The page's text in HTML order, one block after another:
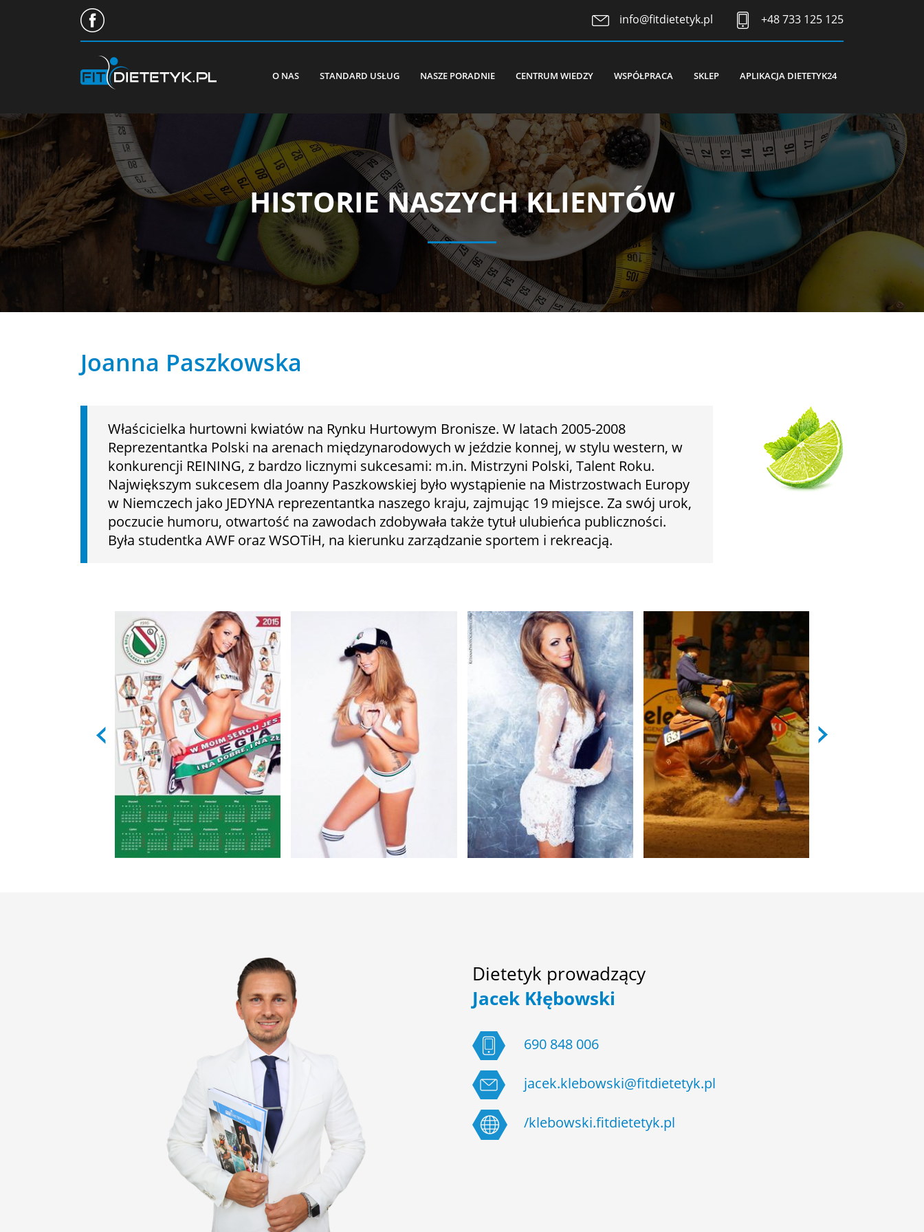
info@fitdietetyk.pl +48 733 125 125
O NAS STANDARD USŁUG NASZE PORADNIE CENTRUM WIEDZY WSPÓŁPRACA SKLEP APLIKACJA DIETETYK24
HISTORIE NASZYCH KLIENTÓW
Joanna Paszkowska
Właścicielka hurtowni kwiatów na Rynku Hurtowym Bronisze. W latach 2005-2008
Reprezentantka Polski na arenach międzynarodowych w jeździe konnej, w stylu western, w
konkurencji REINING, z bardzo licznymi sukcesami: m.in. Mistrzyni Polski, Talent Roku.
Największym sukcesem dla Joanny Paszkowskiej było wystąpienie na Mistrzostwach Europy
w Niemczech jako JEDYNA reprezentantka naszego kraju, zajmując 19 miejsce. Za swój urok,
poczucie humoru, otwartość na zawodach zdobywała także tytuł ulubieńca publiczności.
Była studentka AWF oraz WSOTiH, na kierunku zarządzanie sportem i rekreacją.
Dietetyk prowadzący
Jacek Kłębowski
690 848 006
jacek.klebowski@fitdietetyk.pl
/klebowski.fitdietetyk.pl